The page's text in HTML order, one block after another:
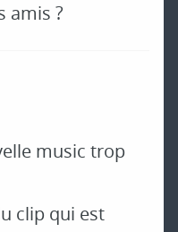
amis ?
music trop
clip qui est